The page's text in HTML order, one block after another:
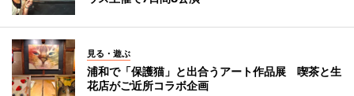
見る・遊ぶ
浦和で「保護猫」と出合うアート作品展 喫茶と生
花店がご近所コラボ企画